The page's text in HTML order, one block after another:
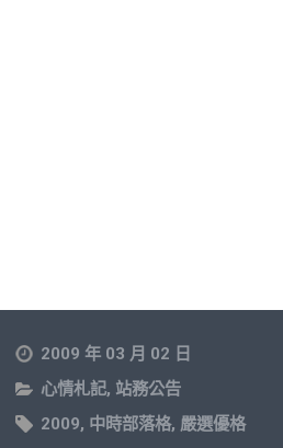
2009 年 03 月 02 日
心情札記, 站務公告
2009, 中時部落格, 嚴選優格